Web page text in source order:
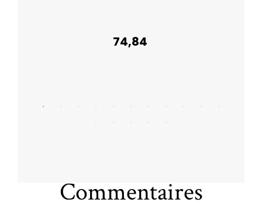
74,84
Commentaires